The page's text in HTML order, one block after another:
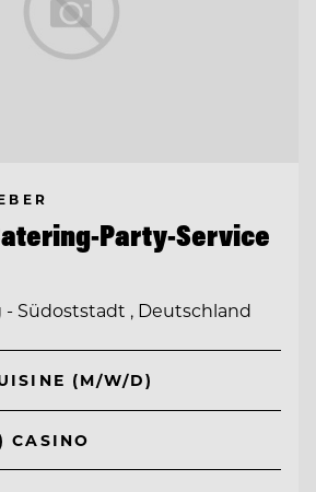
Party-Service
- Südoststadt , Deutschland
(M/W/D)
CASINO